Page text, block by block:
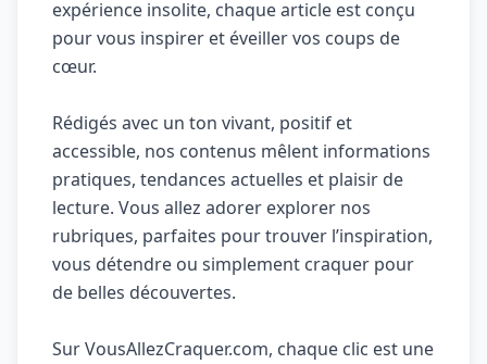
expérience insolite, chaque article est conçu
pour vous inspirer et éveiller vos coups de
cœur.
Rédigés avec un ton vivant, positif et
accessible, nos contenus mêlent informations
pratiques, tendances actuelles et plaisir de
lecture. Vous allez adorer explorer nos
rubriques, parfaites pour trouver l’inspiration,
vous détendre ou simplement craquer pour
de belles découvertes.
Sur VousAllezCraquer.com, chaque clic est une